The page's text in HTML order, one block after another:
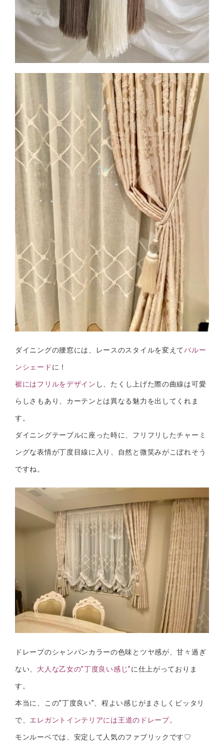
ダイニングの腰窓には、レースのスタイルを変えてバルー
ンシェード に！
裾にはフリルをデザイン し、たくし上げた際の曲線は可愛
らしさもあり、カーテンとは異なる魅力を出してくれま
す。
ダイニングテーブルに座った時に、フリフリしたチャーミ
ングな表情が丁度目線に入り、自然と微笑みがこぼれそう
ですね。
ドレープのシャンパンカラーの色味とツヤ感が、甘々過ぎ
ない、 大人な乙女の”丁度良い感じ”に仕上がっておりま
す。
本当に、この”丁度良い”、程よい感じがまさしくピッタリ
で、 エレガントインテリアには王道のドレープ。
モンルーベでは、安定して人気のファブリックです♡